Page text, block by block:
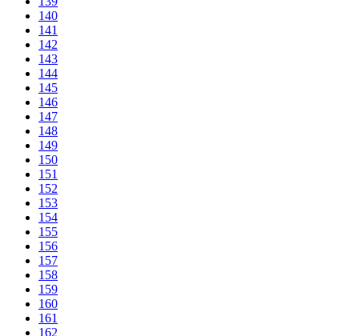
140
141
142
143
144
145
146
147
148
149
150
151
152
153
154
155
156
157
158
159
160
161
162